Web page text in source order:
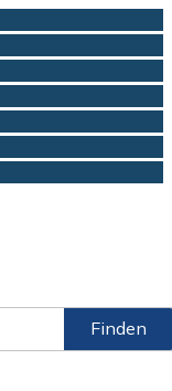
Finden